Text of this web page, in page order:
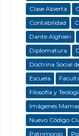
Clase Abierta
Contabilidad
Dante Alghieri
Diplomatura
Doctrina Social
Escuela
Filosofía y
Imágenes
Nuevo Código
Patrimonio